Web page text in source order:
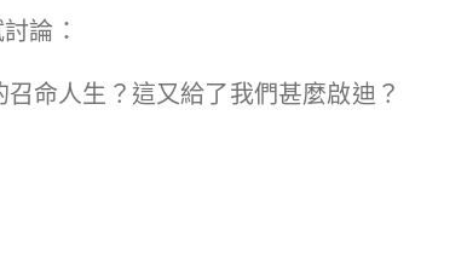
論：
命人生？這又給了我們甚麼啟迪？